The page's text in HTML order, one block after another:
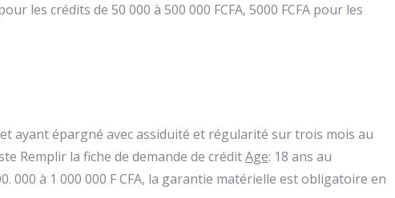
les crédits de 50 000 à 500 000 FCFA, 5000 FCFA pour les
et ayant épargné avec assiduité et régularité sur trois mois au
Remplir la fiche de demande de créditAge: 18 ans au
000 à 1 000 000 F CFA, la garantie matérielle est obligatoire en